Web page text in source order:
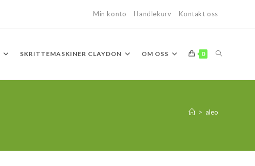
Min konto Handlekurv Kontakt oss
SKRITTEMASKINER CLAYDON OM OSS 0 TOGGLE
> aleo